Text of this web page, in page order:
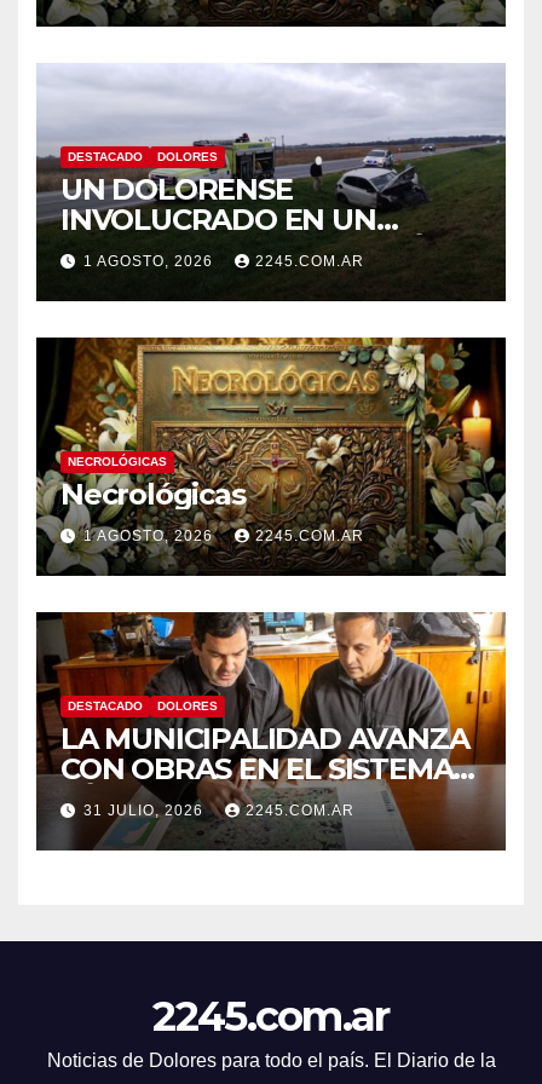
DESTACADO DOLORES
UN DOLORENSE
INVOLUCRADO EN UN
SINIESTRO QUE TERMINÓ
CON DESPISTE Y VUELCO
1 AGOSTO, 2026 2245.COM.AR
NECROLÓGICAS
Necrológicas
1 AGOSTO, 2026 2245.COM.AR
DESTACADO DOLORES
LA MUNICIPALIDAD AVANZA
CON OBRAS EN EL SISTEMA
HÍDRICO DE DOLORES
31 JULIO, 2026 2245.COM.AR
2245.com.ar
Noticias de Dolores para todo el país. El Diario de la